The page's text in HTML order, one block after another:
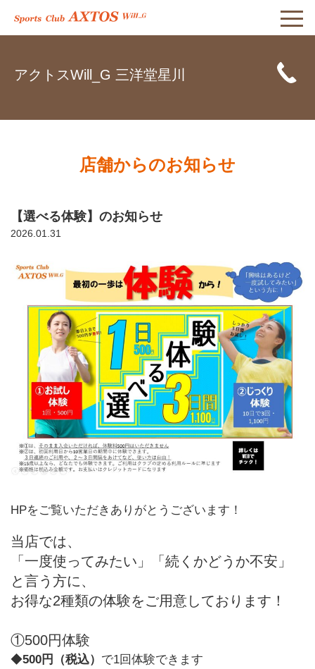
アクトスWill_G 三洋堂星川
店舗からのお知らせ
【選べる体験】のお知らせ
2026.01.31
HPをご覧いただきありがとうございます！
当店では、
「一度使ってみたい」「続くかどうか不安」
と言う方に、
お得な2種類の体験をご用意しております！
①500円体験
◆500円（税込） で1回体験できます